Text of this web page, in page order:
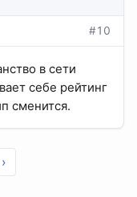
#10
в сети
себе рейтинг
сменится.